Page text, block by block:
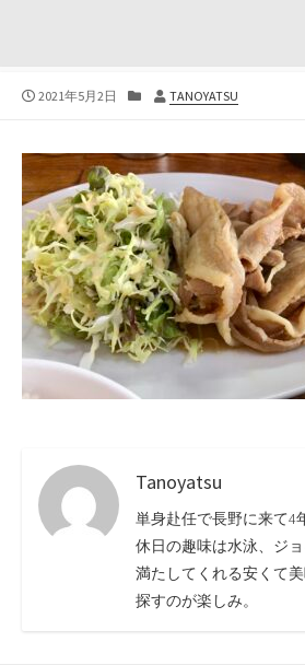
公
2021年5月2日
カ
リ
ー
投
TANOYATSU
Tanoyatsu
単身赴任で長野に来て4
休日の趣味は水泳、ジ
満たしてくれる安くて
探すのが楽しみ。